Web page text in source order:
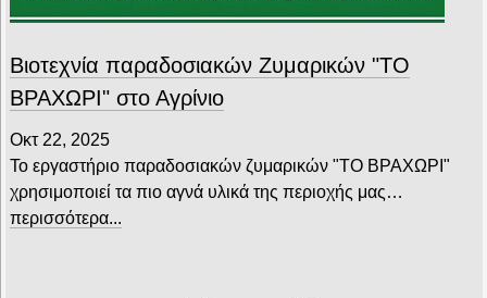
Βιοτεχνία παραδοσιακών Ζυμαρικών "ΤΟ
ΒΡΑΧΩΡΙ" στο Αγρίνιο
Οκτ 22, 2025
Το εργαστήριο παραδοσιακών ζυμαρικών "ΤΟ ΒΡΑΧΩΡΙ"
χρησιμοποιεί τα πιο αγνά υλικά της περιοχής μας…
περισσότερα...